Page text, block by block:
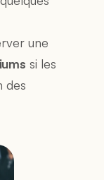
une
si les
des